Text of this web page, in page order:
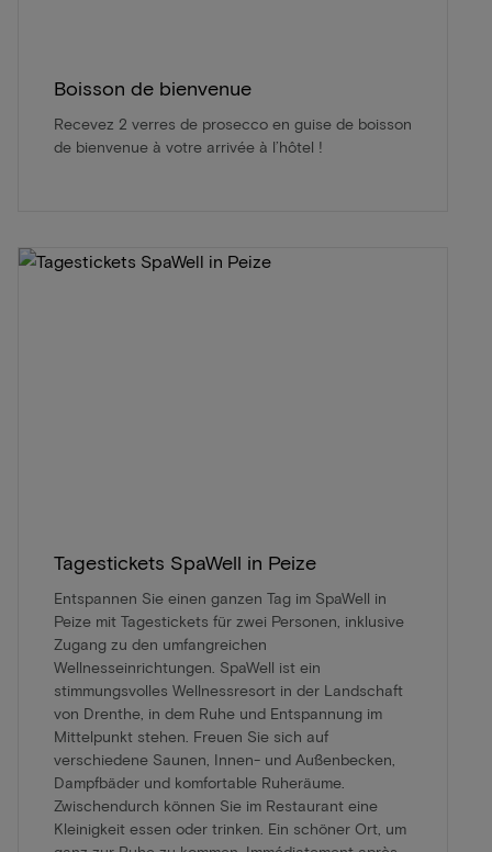
Boisson de bienvenue
Recevez 2 verres de prosecco en guise de boisson
de bienvenue à votre arrivée à l’hôtel !
Tagestickets SpaWell in Peize
Entspannen Sie einen ganzen Tag im SpaWell in
Peize mit Tagestickets für zwei Personen, inklusive
Zugang zu den umfangreichen
Wellnesseinrichtungen. SpaWell ist ein
stimmungsvolles Wellnessresort in der Landschaft
von Drenthe, in dem Ruhe und Entspannung im
Mittelpunkt stehen. Freuen Sie sich auf
verschiedene Saunen, Innen- und Außenbecken,
Dampfbäder und komfortable Ruheräume.
Zwischendurch können Sie im Restaurant eine
Kleinigkeit essen oder trinken. Ein schöner Ort, um